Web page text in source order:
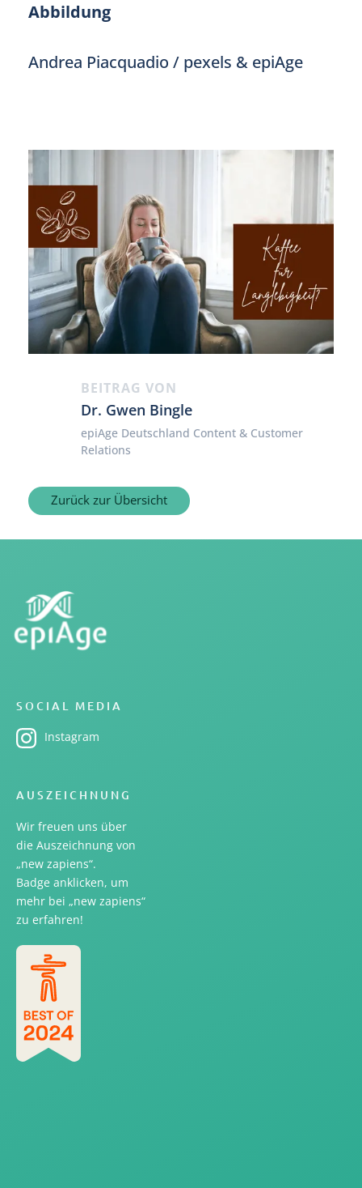
Abbildung
Andrea Piacquadio / pexels & epiAge
BEITRAG VON
Dr. Gwen Bingle
epiAge Deutschland Content & Customer
Relations
Zurück zur Übersicht
SOCIAL MEDIA
Instagram
AUSZEICHNUNG
Wir freuen uns über
die Auszeichnung von
„new zapiens“.
Badge anklicken, um
mehr bei „new zapiens“
zu erfahren!